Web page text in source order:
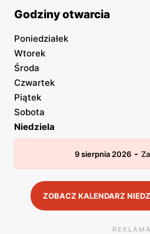
Godziny otwarcia
Poniedziałek
Wtorek
Środa
Czwartek
Piątek
Sobota
Niedziela
9 sierpnia 2026 -
ZOBACZ KALENDARZ
REKLAMA